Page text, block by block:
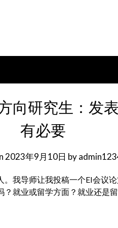
向研究生：发
有必要
2023年9月10日 by
我导师让我投稿一个EI会议
就业或留学方面？就业还是留